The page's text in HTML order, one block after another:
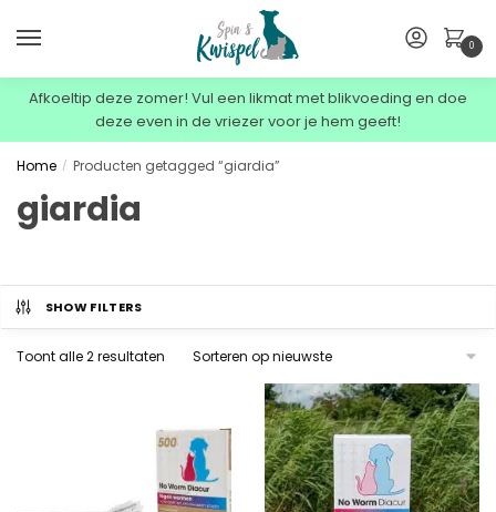
0
Afkoeltip deze zomer! Vul een likmat met blikvoeding en doe
deze even in de vriezer voor je hem geeft!
Home / Producten getagged “giardia”
giardia
SHOW FILTERS
Toont alle 2 resultaten